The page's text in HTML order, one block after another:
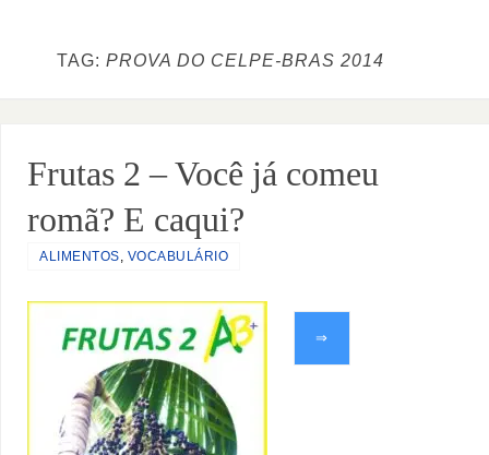
TAG: PROVA DO CELPE-BRAS 2014
Frutas 2 – Você já comeu
romã? E caqui?
ALIMENTOS, VOCABULÁRIO
⇒